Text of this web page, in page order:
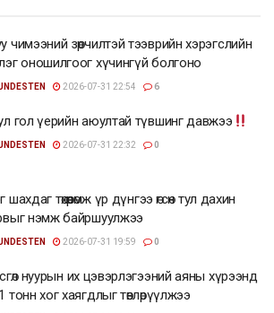
чимээний зөрчилтэй тээврийн хэрэгслийн
оношилгоог хүчингүй болгоно
2026-07-31 22:54 6
гол үерийн аюултай түвшинг давжээ
2026-07-31 22:32 0
шахдаг төхөөрөмж үр дүнгээ өгсөн тул дахин
нэмж байршуулжээ
2026-07-31 19:59 0
нуурын их цэвэрлэгээний аяны хүрээнд
тонн хог хаягдлыг төвлөрүүлжээ